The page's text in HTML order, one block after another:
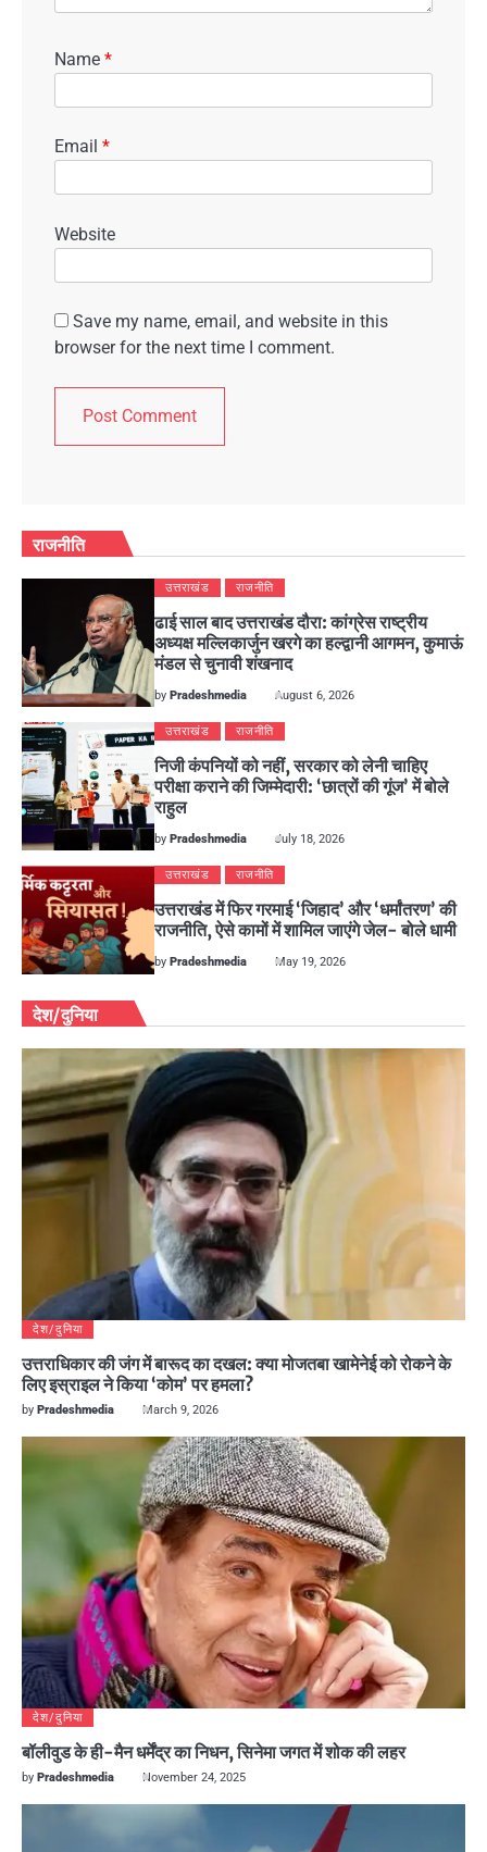
Name *
Email *
Website
Save my name, email, and website in this
browser for the next time I comment.
राजनीति
उत्तराखंड राजनीति
ढाई साल बाद उत्तराखंड दौरा: कांग्रेस राष्ट्रीय
अध्यक्ष मल्लिकार्जुन खरगे का हल्द्वानी आगमन, कुमाऊं
मंडल से चुनावी शंखनाद
byPradeshmedia August 6, 2026
उत्तराखंड राजनीति
निजी कंपनियों को नहीं, सरकार को लेनी चाहिए
परीक्षा कराने की जिम्मेदारी: ‘छात्रों की गूंज’ में बोले
राहुल
byPradeshmedia July 18, 2026
उत्तराखंड राजनीति
उत्तराखंड में फिर गरमाई ‘जिहाद’ और ‘धर्मांतरण’ की
राजनीति, ऐसे कामों में शामिल जाएंगे जेल- बोले धामी
byPradeshmedia May 19, 2026
देश/दुनिया
देश/दुनिया
उत्तराधिकार की जंग में बारूद का दखल: क्या मोजतबा खामेनेई को रोकने के
लिए इस्राइल ने किया ‘कोम’ पर हमला?
by Pradeshmedia March 9, 2026
देश/दुनिया
बॉलीवुड के ही-मैन धर्मेंद्र का निधन, सिनेमा जगत में शोक की लहर
by Pradeshmedia November 24, 2025